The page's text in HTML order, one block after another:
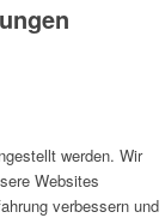
werden. Wir
Websites
verbessern und